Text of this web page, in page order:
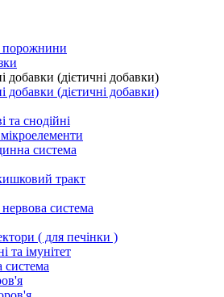
порожнини
добавки (дієтичні добавки)
добавки (дієтичні добавки)
та снодійні
система
тракт
система
( для печінки )
та імунітет